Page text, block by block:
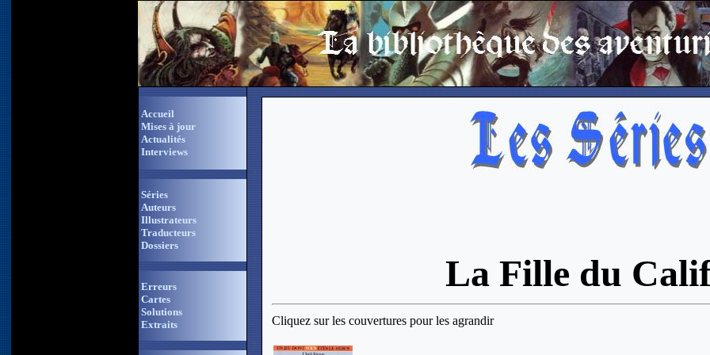
Accueil
Mises à jour
Actualités
Interviews
Séries
Auteurs
Illustrateurs
Traducteurs
Dossiers
Erreurs
Cartes
Solutions
Extraits
La Fille du
Cliquez sur les couvertures pour les agrandir